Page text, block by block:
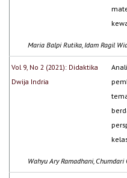
Maria Balpi Rutika, Idam Ragil
Vol 9, No 2 (2021): Didaktika
Dwija Indria
Wahyu Ary Ramadhani,